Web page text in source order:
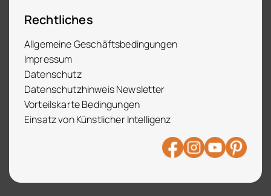
Rechtliches
Allgemeine Geschäftsbedingungen
Impressum
Datenschutz
Datenschutzhinweis Newsletter
Vorteilskarte Bedingungen
Einsatz von Künstlicher Intelligenz